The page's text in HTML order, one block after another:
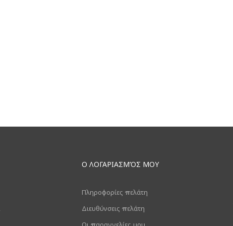
Ο ΛΟΓΑΡΙΑΣΜΌΣ ΜΟΥ
Πληροφορίες πελάτη
Διευθύνσεις πελάτη
Οι παραγγελίες μου